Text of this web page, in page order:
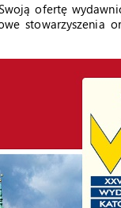
ofertę
stowarzyszenia